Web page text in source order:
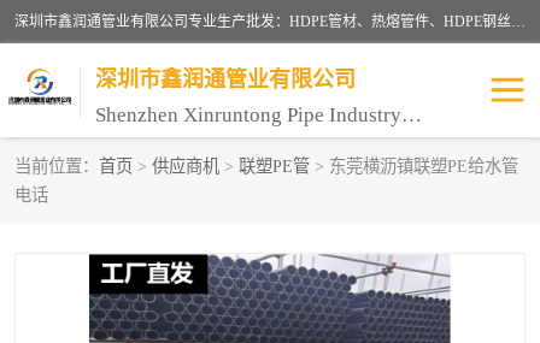
深圳市鑫润通管业有限公司专业生产批发：HDPE管材、热熔管件、HDPE钢丝骨架管、电熔管件、HDPE双壁波纹管、MPP电力管、井盖、PVC管材管件、PPR管材管件等；公司自创建以来，始终秉承“团结、务实、创新、守信”的服务宗旨，凭借专业的服务以及多年的勤奋拼搏，发展成为一家专业销售各种管材管件，绝缘电工套管及配件等系列产品的贸易公司。
深圳市鑫润通管业有限公司
Shenzhen Xinruntong Pipe Industry Co., Ltd
当前位置： 首页 > 供应商机 > 联塑PE管 > 东莞横沥镇联塑PE给水管
电话
HDPE管材给水管
HDPE双壁波纹管 HDPE电力通讯管
UPVC电力通讯管 MPP电力通信管